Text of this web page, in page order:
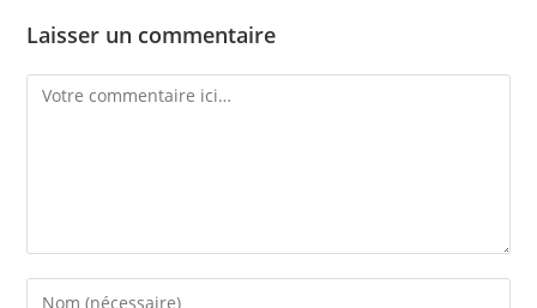
Laisser un commentaire
Comment
Enter